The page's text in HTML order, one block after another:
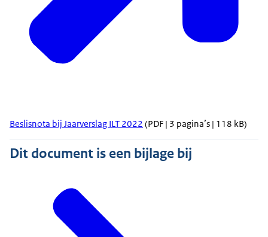
Beslisnota bij Jaarverslag ILT 2022 (PDF | 3 pagina’s | 118 kB)
Dit document is een bijlage bij